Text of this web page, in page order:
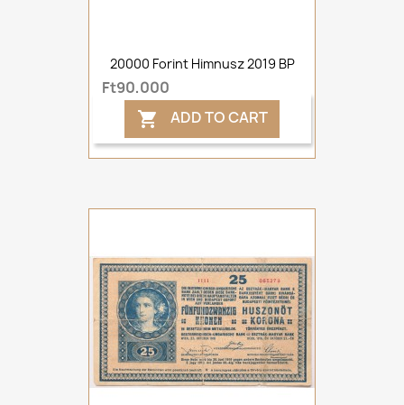
20000 Forint Himnusz 2019 BP
Ft90,000
 ADD TO CART